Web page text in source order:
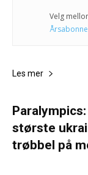
Velg
Les mer
største
trøbbel på
Andreas Selliaas og